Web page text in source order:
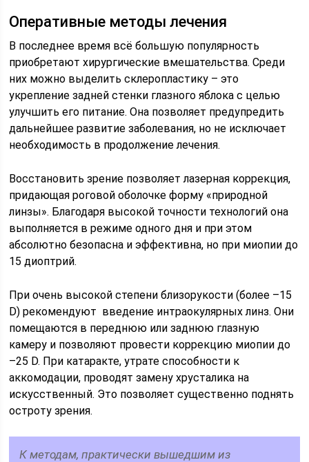
Оперативные методы лечения
В последнее время всё большую популярность
приобретают хирургические вмешательства. Среди
них можно выделить склеропластику – это
укрепление задней стенки глазного яблока с целью
улучшить его питание. Она позволяет предупредить
дальнейшее развитие заболевания, но не исключает
необходимость в продолжение лечения.
Восстановить зрение позволяет лазерная коррекция,
придающая роговой оболочке форму «природной
линзы». Благодаря высокой точности технологий она
выполняется в режиме одного дня и при этом
абсолютно безопасна и эффективна, но при миопии до
15 диоптрий.
При очень высокой степени близорукости (более –15
D) рекомендуют введение интраокулярных линз. Они
помещаются в переднюю или заднюю глазную
камеру и позволяют провести коррекцию миопии до
–25 D. При катаракте, утрате способности к
аккомодации, проводят замену хрусталика на
искусственный. Это позволяет существенно поднять
остроту зрения.
К методам, практически вышедшим из